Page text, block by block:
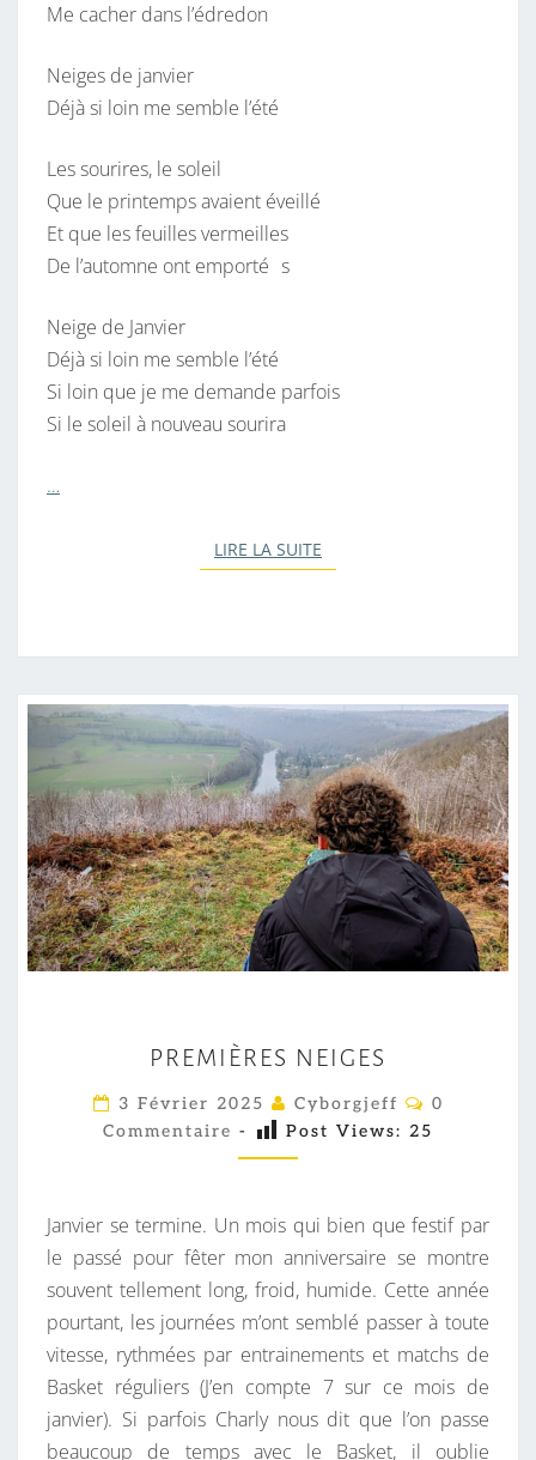
E
Me cacher dans l’édredon
Neiges de janvier
Déjà si loin me semble l’été
Les sourires, le soleil
Que le printemps avaient éveillé
Et que les feuilles vermeilles
De l’automne ont emporté s
Neige de Janvier
Déjà si loin me semble l’été
Si loin que je me demande parfois
Si le soleil à nouveau sourira
…
LIRE LA SUITE
R
E
M
I
R
E
S
N
E
I
G
E
PREMIÈRES NEIGES
3 Février 2025 Cyborgjeff
C
M
A
I
R
E
S
0
Commentaire - Post Views: 25
Janvier se termine. Un mois qui bien que festif par
le passé pour fêter mon anniversaire se montre
souvent tellement long, froid, humide. Cette année
pourtant, les journées m’ont semblé passer à toute
vitesse, rythmées par entrainements et matchs de
Basket réguliers (J’en compte 7 sur ce mois de
janvier). Si parfois Charly nous dit que l’on passe
beaucoup de temps avec le Basket, il oublie